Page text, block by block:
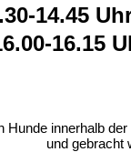
14.45
16.15
Hunde innerhalb
und gebracht